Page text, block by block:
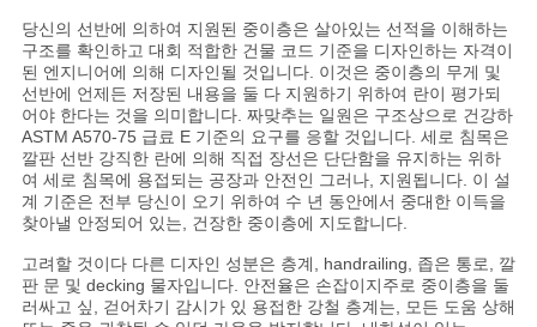
당신의 선반에 의하여 지원된 중이층은 살아있는 선적을 이해하는
구조를 확인하고 대회 적합한 건물 코드 기준을 디자인하는 자격이
된 엔지니어에 의해 디자인될 것입니다. 이것은 중이층의 무게 및
선반에 언제든 저장된 내용을 둘 다 지원하기 위하여 란이 평가되
어야 한다는 것을 의미합니다. 짜맞추는 일원은 구조상으로 건강하
ASTM A570-75 급료 E 기준의 요구를 응할 것입니다. 세로 침목은
깔판 선반 강직한 란에 의해 직접 장선은 단단함을 유지하는 위하
여 세로 침목에 용접되는 공장과 안전인 그러나, 지원됩니다. 이 설
계 기준은 전부 당신이 오기 위하여 수 년 동안에서 중대한 이득을
찾아낼 안정되어 있는, 건장한 중이층에 지도합니다.
고려할 것이다 다른 디자인 성분은 층계, handrailing, 좁은 통로, 깔
판 문 및 decking 물자입니다. 안전율은 손잡이지주로 중이층을 둘
러싸고 싶, 걷어차기 감시가 있 용접한 강철 층계는, 모든 도움 상해